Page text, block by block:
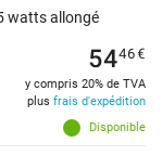
watts allongé
Disponible
5446€
y compris 20% de TVA
plus frais d'expédition